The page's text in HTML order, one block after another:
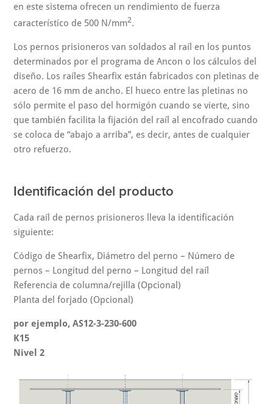
en este sistema ofrecen un rendimiento de fuerza
característico de 500 N/mm2.
Los pernos prisioneros van soldados al raíl en los puntos
determinados por el programa de Ancon o los cálculos del
diseño. Los raíles Shearfix están fabricados con pletinas de
acero de 16 mm de ancho. El hueco entre las pletinas no
sólo permite el paso del hormigón cuando se vierte, sino
que también facilita la fijación del raíl al encofrado cuando
se coloca de “abajo a arriba”, es decir, antes de cualquier
otro refuerzo.
Identificación del producto
Cada raíl de pernos prisioneros lleva la identificación
siguiente:
Código de Shearfix, Diámetro del perno – Número de
pernos – Longitud del perno – Longitud del raíl
Referencia de columna/rejilla (Opcional)
Planta del forjado (Opcional)
por ejemplo, AS12-3-230-600
K15
Nivel 2